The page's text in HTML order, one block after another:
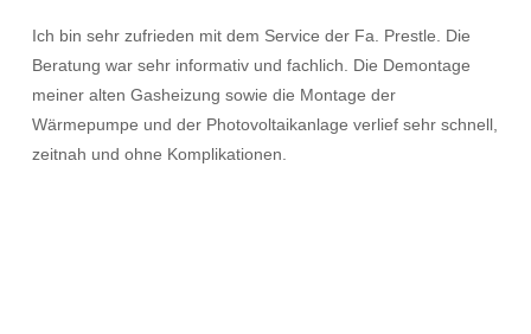
Ich bin sehr zufrieden mit dem Service der Fa. Prestle. Die
Beratung war sehr informativ und fachlich. Die Demontage
meiner alten Gasheizung sowie die Montage der
Wärmepumpe und der Photovoltaikanlage verlief sehr schnell,
zeitnah und ohne Komplikationen.